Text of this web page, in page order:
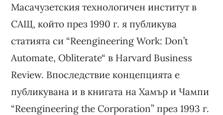
Масачузетския технологичен институт в
САЩ, който през 1990 г. я публикува
статията си “Reengineering Work: Don’t
Automate, Obliterate“ в Harvard Business
Review. Впоследствие концепцията е
публикувана и в книгата на Хамър и Чампи
“Reengineering the Corporation” през 1993 г.